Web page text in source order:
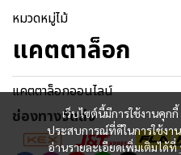
เว็บไซต์นี้มีการใช้งานคุก
ประสบการณ์ที่ดีในการใช้งา
อ่านรายละเอียดเพิ่มเติมได้ที่
หมวดหมู่ไม้
แคตตาล็อก
แคตตาล็อกออนไลน์
ช่องทางจัดส่ง